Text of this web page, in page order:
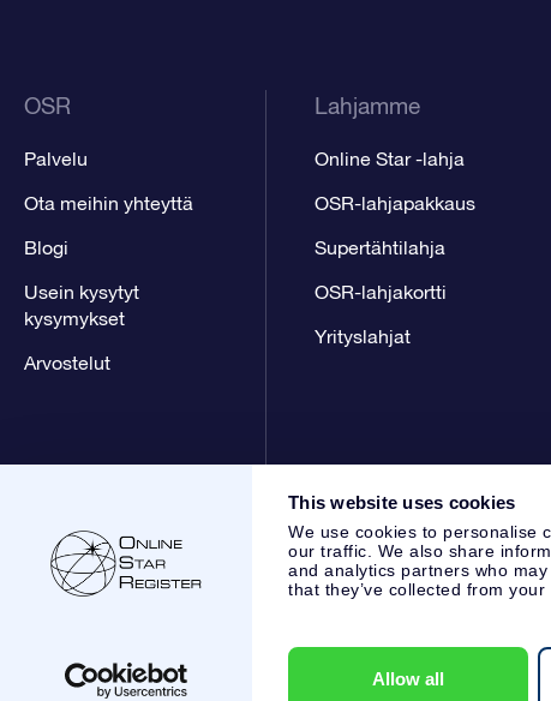
This website uses cookies
We use cookies to personalise
our traffic. We also share
and analytics partners who
that they’ve collected from
Allow all
OSR
Palvelu
Ota meihin yhteyttä
Blogi
Usein kysytyt
kysymykset
Arvostelut
Lahjamme
Online Star -lahja
OSR-lahjapakkaus
Supertähtilahja
OSR-lahjakortti
Yrityslahjat
Asiakaspalvelu:help@osr.org KVK: 60333553, VAT: NL